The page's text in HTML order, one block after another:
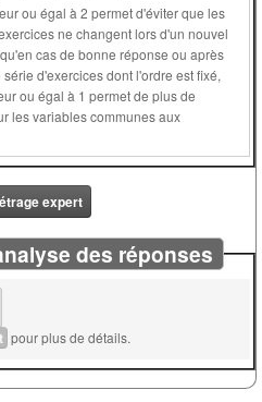
égal à 2 permet d'éviter que les
ne changent lors d'un nouvel
permet de plus de
les variables communes aux
expert
des réponses
pour plus de détails.